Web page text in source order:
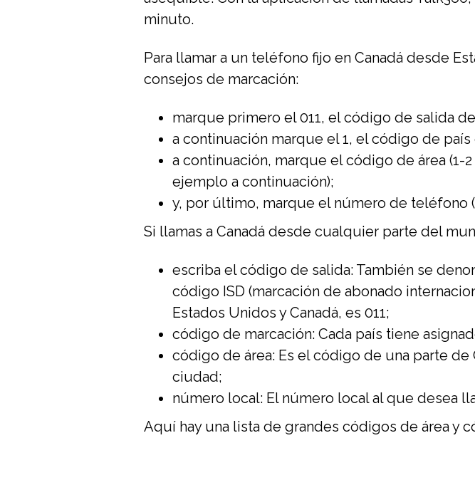
minuto.
Para llamar a un teléfono fijo en Canadá desde
consejos de marcación:
marque primero el 011, el código de salida
a continuación marque el 1, el código de país
a continuación, marque el código de área
ejemplo a continuación);
y, por último, marque el número de teléfono
Si llamas a Canadá desde cualquier parte del
escriba el código de salida: También se
código ISD (marcación de abonado
Estados Unidos y Canadá, es 011;
código de marcación: Cada país tiene
código de área: Es el código de una parte de
ciudad;
número local: El número local al que desea
Aquí hay una lista de grandes códigos de área y